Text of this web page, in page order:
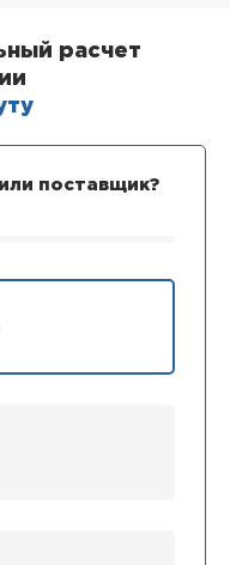
расчет
поставщик?